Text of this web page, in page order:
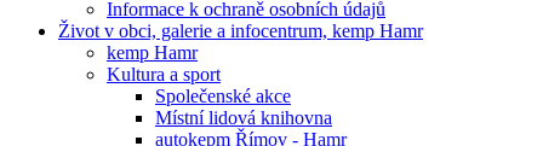
Informace k ochraně osobních údajů
Život v obci, galerie a infocentrum, kemp Hamr
kemp Hamr
Kultura a sport
Společenské akce
Místní lidová knihovna
autokepm Římov - Hamr